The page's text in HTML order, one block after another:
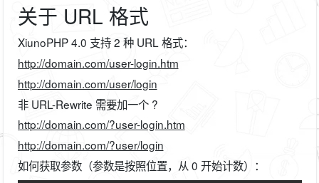
关于 URL 格式
XiunoPHP 4.0 支持 2 种 URL 格式：
http://domain.com/user-login.htm
http://domain.com/user/login
非 URL-Rewrite 需要加一个 ?
http://domain.com/?user-login.htm
http://domain.com/?user/login
如何获取参数（参数是按照位置，从 0 开始计数）：